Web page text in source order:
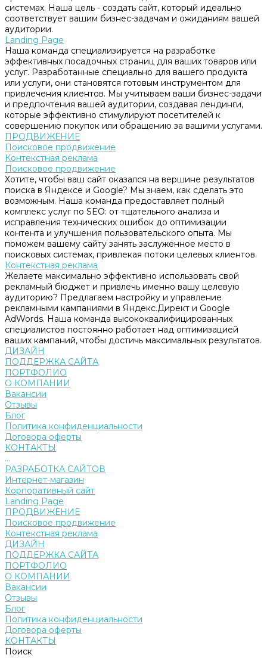
системах. Наша цель - создать сайт, который идеально
соответствует вашим бизнес-задачам и ожиданиям вашей
аудитории.
Landing Page
Наша команда специализируется на разработке
эффективных посадочных страниц для ваших товаров или
услуг. Разработанные специально для вашего продукта
или услуги, они становятся готовым инструментом для
привлечения клиентов. Мы учитываем ваши бизнес-задачи
и предпочтения вашей аудитории, создавая лендинги,
которые эффективно стимулируют посетителей к
совершению покупок или обращению за вашими услугами.
ПРОДВИЖЕНИЕ
Поисковое продвижение
Контекстная реклама
Поисковое продвижение
Хотите, чтобы ваш сайт оказался на вершине результатов
поиска в Яндексе и Google? Мы знаем, как сделать это
возможным. Наша команда предоставляет полный
комплекс услуг по SEO: от тщательного анализа и
исправления технических ошибок до оптимизации
контента и улучшения пользовательского опыта. Мы
поможем вашему сайту занять заслуженное место в
поисковых системах, привлекая потоки целевых клиентов.
Контекстная реклама
Желаете максимально эффективно использовать свой
рекламный бюджет и привлечь именно вашу целевую
аудиторию? Предлагаем настройку и управление
рекламными кампаниями в Яндекс.Директ и Google
AdWords. Наша команда высококвалифицированных
специалистов постоянно работает над оптимизацией
ваших кампаний, чтобы достичь максимальных результатов.
ДИЗАЙН
ПОДДЕРЖКА САЙТА
ПОРТФОЛИО
О КОМПАНИИ
Вакансии
Отзывы
Блог
Политика конфиденциальности
Договора оферты
КОНТАКТЫ
...
РАЗРАБОТКА САЙТОВ
Интернет-магазин
Корпоративный сайт
Landing Page
ПРОДВИЖЕНИЕ
Поисковое продвижение
Контекстная реклама
ДИЗАЙН
ПОДДЕРЖКА САЙТА
ПОРТФОЛИО
О КОМПАНИИ
Вакансии
Отзывы
Блог
Политика конфиденциальности
Договора оферты
КОНТАКТЫ
Поиск